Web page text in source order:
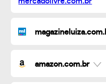
amazon.com.br